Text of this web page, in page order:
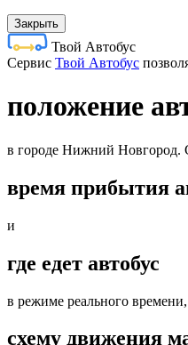
Закрыть
Твой Автобус
Cервис Твой Автобус
положение
в городе Нижний Новгород.
время прибытия
и
где едет автобус
в режиме реального
схему движения